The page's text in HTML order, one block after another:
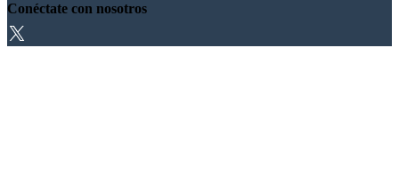
Conéctate con nosotros